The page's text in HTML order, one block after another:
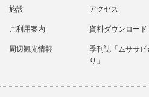
施設 アクセス
ご利用案内 資料ダウンロード
周辺観光情報
季刊誌「ムササビ
り」